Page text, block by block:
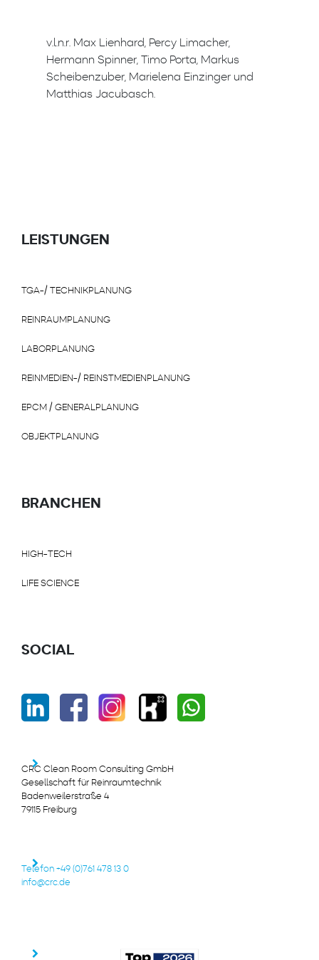
v.l.n.r. Max Lienhard, Percy Limacher,
Hermann Spinner, Timo Porta, Markus
Scheibenzuber, Marielena Einzinger und
Matthias Jacubasch.
LEISTUNGEN
TGA-/ TECHNIKPLANUNG
REINRAUMPLANUNG
LABORPLANUNG
REINMEDIEN-/ REINSTMEDIENPLANUNG
EPCM / GENERALPLANUNG
OBJEKTPLANUNG
BRANCHEN
HIGH-TECH
LIFE SCIENCE
SOCIAL
CRC Clean Room Consulting GmbH
Gesellschaft für Reinraumtechnik
Badenweilerstraße 4
79115 Freiburg
Telefon +49 (0)761 478 13 0
info@crc.de